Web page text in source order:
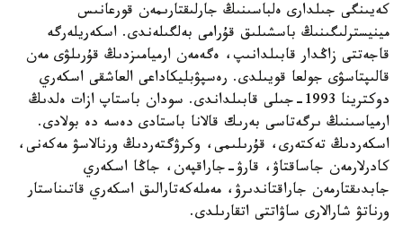
كەيىنگى جىلدارى ەلباسىنىڭ جارلىقتارىمەن قورعانىس
مينيسترلىگىنىڭ باسشىلىق قۇرامى بەلگىلەندى. اسكەريلەرگە
قاجەتتى زاڭدار قابىلدانىپ، ەگەمەن ارميامىزدىڭ قۇرىلۋى مەن
قالىپتاسۋى جولعا قويىلدى. رەسپۋبليكاداعى العاشقى اسكەري
دوكترينا 1993-جىلى قابىلداندى. سودان باستاپ ازات ەلدىڭ
ارمياسىنىڭ ىرگەتاسى بەرىك قالانا باستادى دەسە دە بولادى.
اسكەردىڭ تەكتەرى، قۇرىلىمى، وكرۋگتەردىڭ ورنالاسۋ مەكەنى،
كادرلارمەن جاساقتاۋ، قارۋ-جاراقپەن، جاڭا اسكەري
جابدىقتارمەن جاراقتاندىرۋ، مەملەكەتارالىق اسكەري قاتىناستار
ورناتۋ شارالارى ساۋاتتى اتقارىلدى.